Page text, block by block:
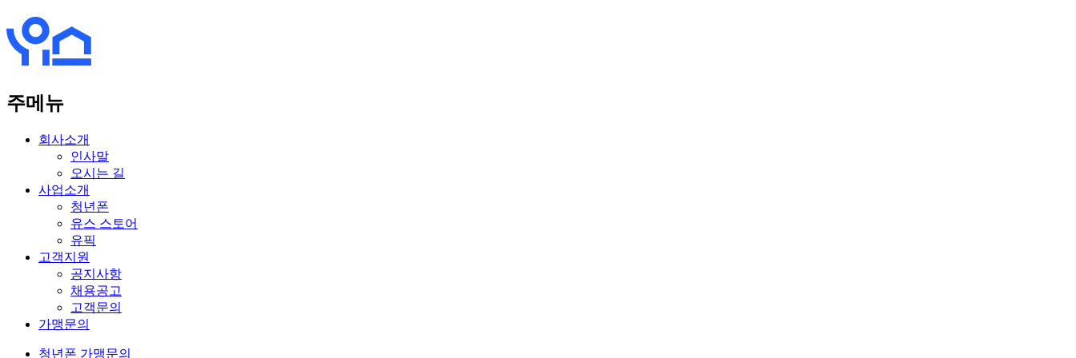
주메뉴
회사소개
인사말
오시는 길
사업소개
청년폰
유스 스토어
유픽
고객지원
공지사항
채용공고
고객문의
가맹문의
청년폰 가맹문의